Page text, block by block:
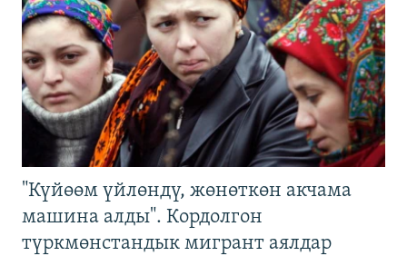
"Күйөөм үйлөндү, жөнөткөн акчама
машина алды". Кордолгон
түркмөнстандык мигрант аялдар